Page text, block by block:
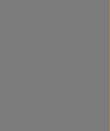
die.hofkiste/
www.facebook.com/p/Die-